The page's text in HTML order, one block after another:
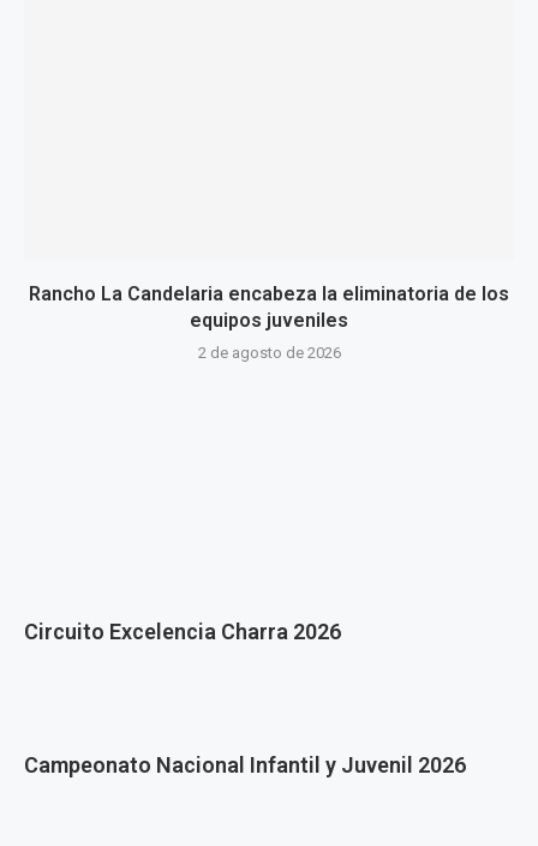
Rancho La Candelaria encabeza la eliminatoria de los
equipos juveniles
2 de agosto de 2026
Circuito Excelencia Charra 2026
Campeonato Nacional Infantil y Juvenil 2026